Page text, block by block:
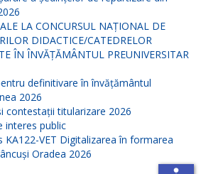
LA CONCURSUL NAŢIONAL DE
DIDACTICE/CATEDRELOR
ÎN ÎNVĂŢĂMÂNTUL PREUNIVERSITAR
definitivare în învățământul
2026
contestații titularizare 2026
interes public
KA122-VET Digitalizarea în formarea
Oradea 2026